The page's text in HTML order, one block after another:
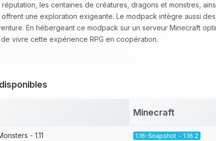
les centaines de créatures, dragons et monstres,
offrent une exploration exigeante. Le modpack intègre aussi
En hébergeant ce modpack sur un serveur Minecraft
vivre cette expérience RPG en coopération.
Minecraft
- 1.11 1.16-Snapshot - 1.16.2